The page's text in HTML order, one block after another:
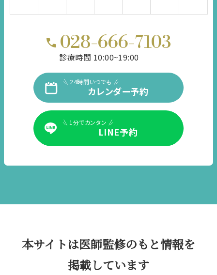
028-666-7103
診療時間 10:00~19:00
24時間いつでも
カレンダー予約
1分でカンタン
LINE予約
本サイトは医師監修のもと情報を
掲載しています